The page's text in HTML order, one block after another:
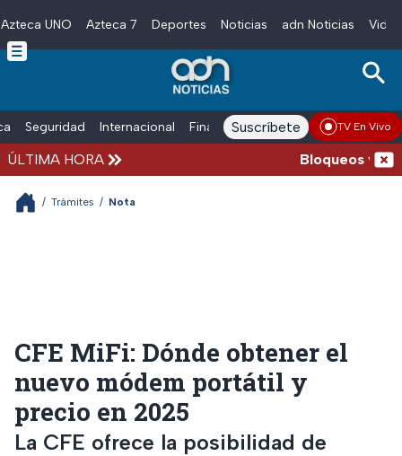
Skip to main content
Azteca UNO Azteca 7 Deportes Noticias adn Noticias
Seguridad Internacional Finanzas adn Noticias Radio
Suscríbete TV En Vivo
ÚLTIMA HORA Bloqueos y
/ Trámites / Nota
CFE MiFi: Dónde obtener el
nuevo módem portátil y
precio en 2025
La CFE ofrece la posibilidad de